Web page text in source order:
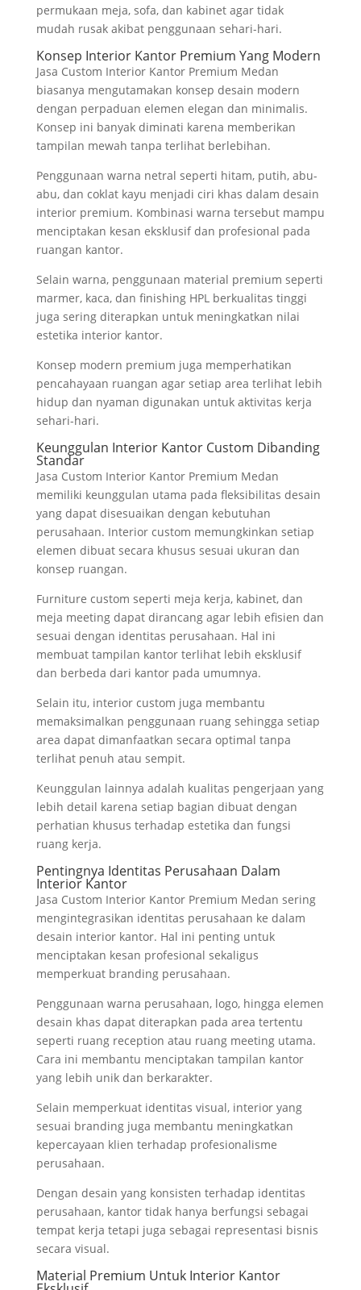
permukaan meja, sofa, dan kabinet agar tidak
mudah rusak akibat penggunaan sehari-hari.
Konsep Interior Kantor Premium Yang Modern
Jasa Custom Interior Kantor Premium Medan
biasanya mengutamakan konsep desain modern
dengan perpaduan elemen elegan dan minimalis.
Konsep ini banyak diminati karena memberikan
tampilan mewah tanpa terlihat berlebihan.
Penggunaan warna netral seperti hitam, putih, abu-
abu, dan coklat kayu menjadi ciri khas dalam desain
interior premium. Kombinasi warna tersebut mampu
menciptakan kesan eksklusif dan profesional pada
ruangan kantor.
Selain warna, penggunaan material premium seperti
marmer, kaca, dan finishing HPL berkualitas tinggi
juga sering diterapkan untuk meningkatkan nilai
estetika interior kantor.
Konsep modern premium juga memperhatikan
pencahayaan ruangan agar setiap area terlihat lebih
hidup dan nyaman digunakan untuk aktivitas kerja
sehari-hari.
Keunggulan Interior Kantor Custom Dibanding
Standar
Jasa Custom Interior Kantor Premium Medan
memiliki keunggulan utama pada fleksibilitas desain
yang dapat disesuaikan dengan kebutuhan
perusahaan. Interior custom memungkinkan setiap
elemen dibuat secara khusus sesuai ukuran dan
konsep ruangan.
Furniture custom seperti meja kerja, kabinet, dan
meja meeting dapat dirancang agar lebih efisien dan
sesuai dengan identitas perusahaan. Hal ini
membuat tampilan kantor terlihat lebih eksklusif
dan berbeda dari kantor pada umumnya.
Selain itu, interior custom juga membantu
memaksimalkan penggunaan ruang sehingga setiap
area dapat dimanfaatkan secara optimal tanpa
terlihat penuh atau sempit.
Keunggulan lainnya adalah kualitas pengerjaan yang
lebih detail karena setiap bagian dibuat dengan
perhatian khusus terhadap estetika dan fungsi
ruang kerja.
Pentingnya Identitas Perusahaan Dalam
Interior Kantor
Jasa Custom Interior Kantor Premium Medan sering
mengintegrasikan identitas perusahaan ke dalam
desain interior kantor. Hal ini penting untuk
menciptakan kesan profesional sekaligus
memperkuat branding perusahaan.
Penggunaan warna perusahaan, logo, hingga elemen
desain khas dapat diterapkan pada area tertentu
seperti ruang reception atau ruang meeting utama.
Cara ini membantu menciptakan tampilan kantor
yang lebih unik dan berkarakter.
Selain memperkuat identitas visual, interior yang
sesuai branding juga membantu meningkatkan
kepercayaan klien terhadap profesionalisme
perusahaan.
Dengan desain yang konsisten terhadap identitas
perusahaan, kantor tidak hanya berfungsi sebagai
tempat kerja tetapi juga sebagai representasi bisnis
secara visual.
Material Premium Untuk Interior Kantor